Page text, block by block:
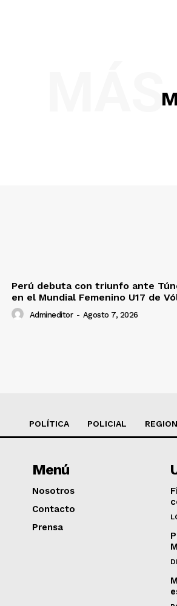
Perú debuta con triunfo ante
en el Mundial Femenino U17 de
Admineditor - Agosto 7, 2026
POLÍTICA POLICIAL
Menú
Nosotros
Contacto
Prensa